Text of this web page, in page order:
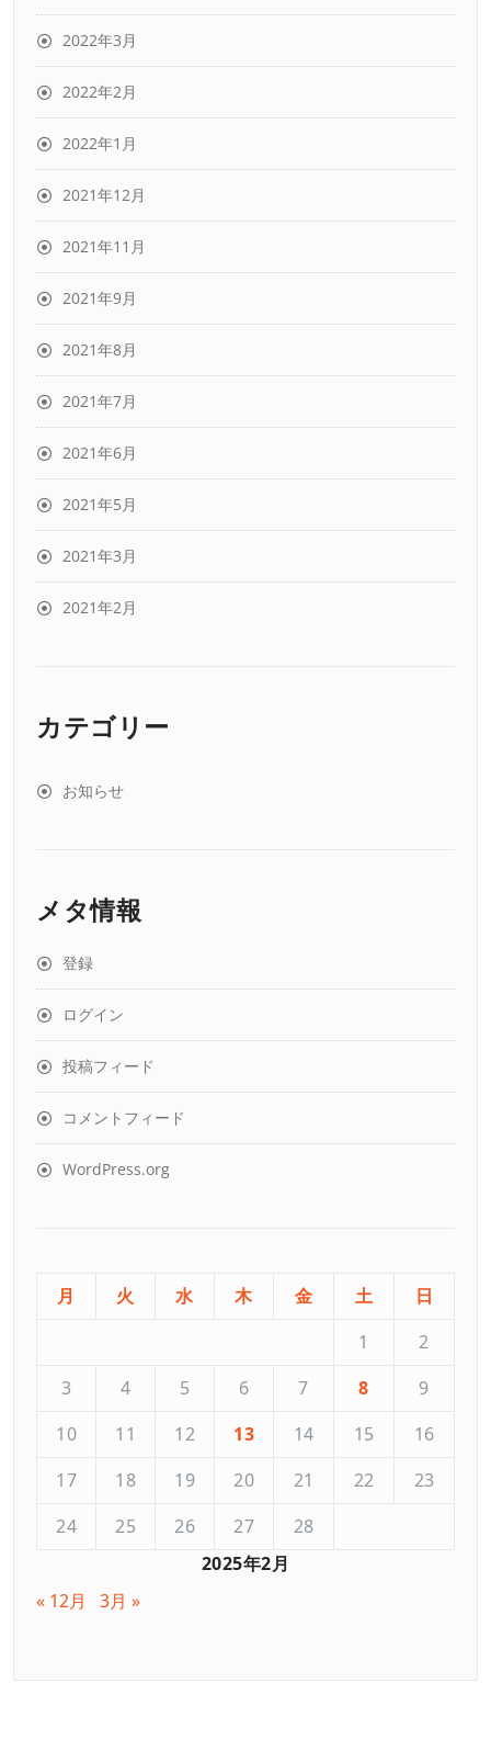
2022年3月
2022年2月
2022年1月
2021年12月
2021年11月
2021年9月
2021年8月
2021年7月
2021年6月
2021年5月
2021年3月
2021年2月
カテゴリー
お知らせ
メタ情報
登録
ログイン
投稿フィード
コメントフィード
WordPress.org
2025年2月
月 火 水 木 金 土
日
1
2
3
4 5 6 7 8
9
10
11 12 13 14 15
16
17
18 19 20 21 22
23
24
25 26 27 28
« 12月 3月 »